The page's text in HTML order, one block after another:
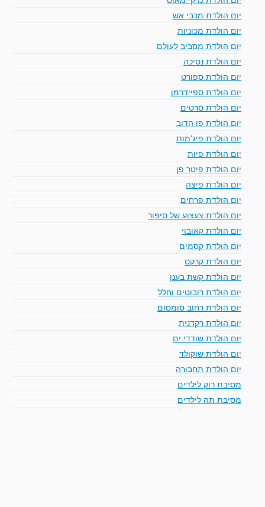
יום הולדת מכבי אש
יום הולדת מכוניות
יום הולדת מסביב לעולם
יום הולדת נסיכה
יום הולדת ספורט
יום הולדת ספיידרמן
יום הולדת סרטים
יום הולדת פו הדוב
יום הולדת פיג'מות
יום הולדת פיות
יום הולדת פיטר פן
יום הולדת פיצה
יום הולדת פרחים
יום הולדת צעצוע של סיפור
יום הולדת קאובוי
יום הולדת קסמים
יום הולדת קרקס
יום הולדת קשת בענן
יום הולדת רובוטים וחלל
יום הולדת רחוב סומסום
יום הולדת רקדנית
יום הולדת שודדי ים
יום הולדת שוקולד
יום הולדת תחבורה
מסיבת רוק לילדים
מסיבת תה לילדים